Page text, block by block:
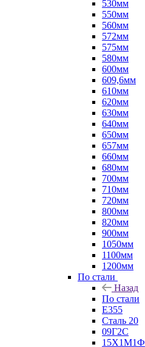
530мм
550мм
560мм
572мм
575мм
580мм
600мм
609,6мм
610мм
620мм
630мм
640мм
650мм
657мм
660мм
680мм
700мм
710мм
720мм
800мм
820мм
900мм
1050мм
1100мм
1200мм
По стали
Назад
По стали
E355
Сталь 20
09Г2С
15Х1М1Ф